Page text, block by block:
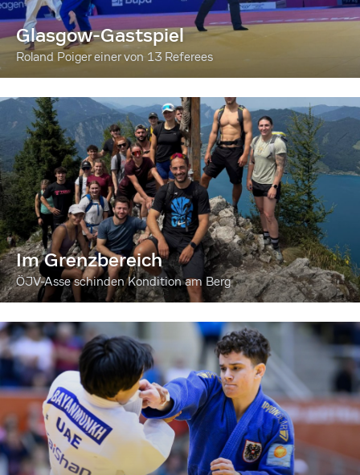
Glasgow-Gastspiel
Roland Poiger einer von 13 Referees
Im Grenzbereich
ÖJV-Asse schinden Kondition am Berg